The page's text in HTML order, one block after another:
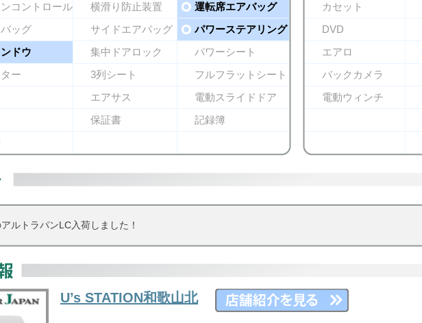
コントロール
横滑り防止装置
運転席エアバッグ
ッグ
サイドエアバッグ
パワーステアリング
ドウ
集中ドアロック
パワーシート
ー
3列シート
フルフラットシート
エアサス
電動スライドドア
保証書
記録簿
カセット
DVD
エアロ
バックカメラ
電動ウィンチ
ルトラパンLC入荷しました！
U’s STATION和歌山北